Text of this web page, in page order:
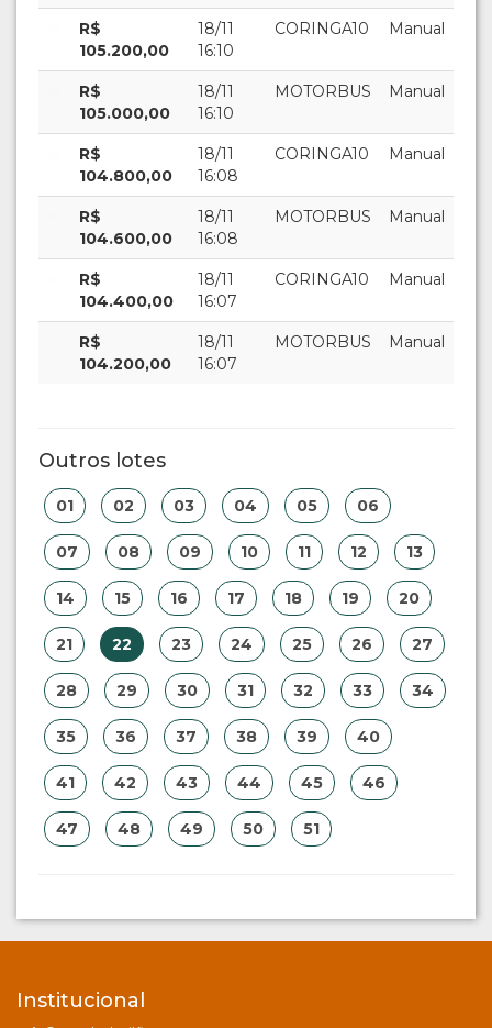
R$
105.200,00
18/11
16:10
CORINGA10 Manual
R$
105.000,00
18/11
16:10
MOTORBUS Manual
R$
104.800,00
18/11
16:08
CORINGA10 Manual
R$
104.600,00
18/11
16:08
MOTORBUS Manual
R$
104.400,00
18/11
16:07
CORINGA10 Manual
R$
104.200,00
18/11
16:07
MOTORBUS Manual
Outros lotes
01 02 03 04 05 06
07 08 09 10 11 12 13
14 15 16 17 18 19 20
21 22 23 24 25 26 27
28 29 30 31 32 33 34
35 36 37 38 39 40
41 42 43 44 45 46
47 48 49 50 51
Institucional